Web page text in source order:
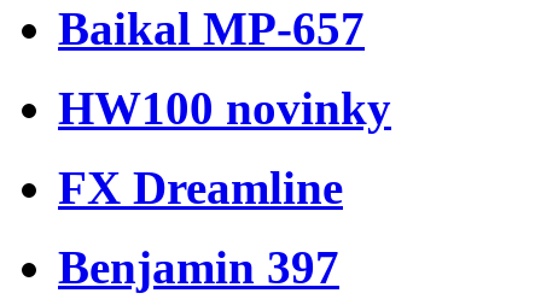
Baikal MP-657
HW100 novinky
FX Dreamline
Benjamin 397